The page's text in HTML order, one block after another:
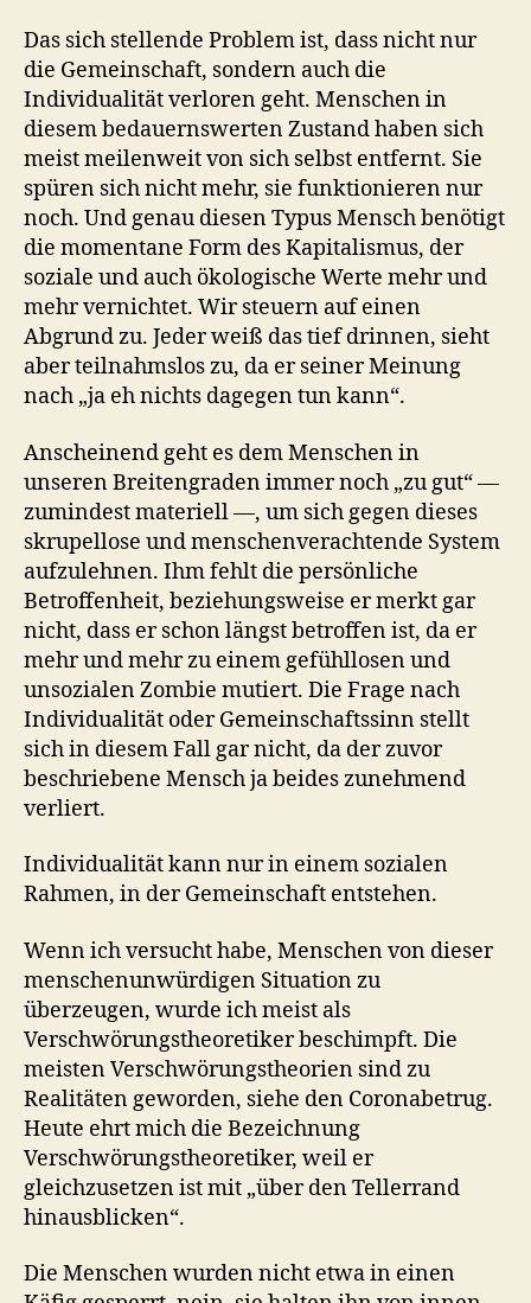
Das sich stellende Problem ist, dass nicht nur
die Gemeinschaft, sondern auch die
Individualität verloren geht. Menschen in
diesem bedauernswerten Zustand haben sich
meist meilenweit von sich selbst entfernt. Sie
spüren sich nicht mehr, sie funktionieren nur
noch. Und genau diesen Typus Mensch benötigt
die momentane Form des Kapitalismus, der
soziale und auch ökologische Werte mehr und
mehr vernichtet. Wir steuern auf einen
Abgrund zu. Jeder weiß das tief drinnen, sieht
aber teilnahmslos zu, da er seiner Meinung
nach „ja eh nichts dagegen tun kann“.
Anscheinend geht es dem Menschen in
unseren Breitengraden immer noch „zu gut“ —
zumindest materiell —, um sich gegen dieses
skrupellose und menschenverachtende System
aufzulehnen. Ihm fehlt die persönliche
Betroffenheit, beziehungsweise er merkt gar
nicht, dass er schon längst betroffen ist, da er
mehr und mehr zu einem gefühllosen und
unsozialen Zombie mutiert. Die Frage nach
Individualität oder Gemeinschaftssinn stellt
sich in diesem Fall gar nicht, da der zuvor
beschriebene Mensch ja beides zunehmend
verliert.
Individualität kann nur in einem sozialen
Rahmen, in der Gemeinschaft entstehen.
Wenn ich versucht habe, Menschen von dieser
menschenunwürdigen Situation zu
überzeugen, wurde ich meist als
Verschwörungstheoretiker beschimpft. Die
meisten Verschwörungstheorien sind zu
Realitäten geworden, siehe den Coronabetrug.
Heute ehrt mich die Bezeichnung
Verschwörungstheoretiker, weil er
gleichzusetzen ist mit „über den Tellerrand
hinausblicken“.
Die Menschen wurden nicht etwa in einen